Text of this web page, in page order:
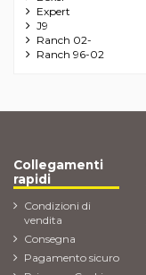
Expert
J9
Ranch 02-
Ranch 96-02
Collegamenti
rapidi
Condizioni di
vendita
Consegna
Pagamento sicuro